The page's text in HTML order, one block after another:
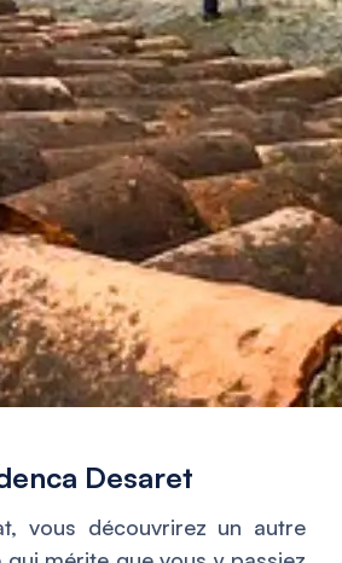
Desaret
vous découvrirez un autre